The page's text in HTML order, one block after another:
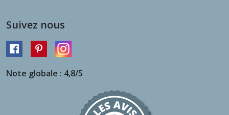
Suivez nous
Note globale : 4,8/5